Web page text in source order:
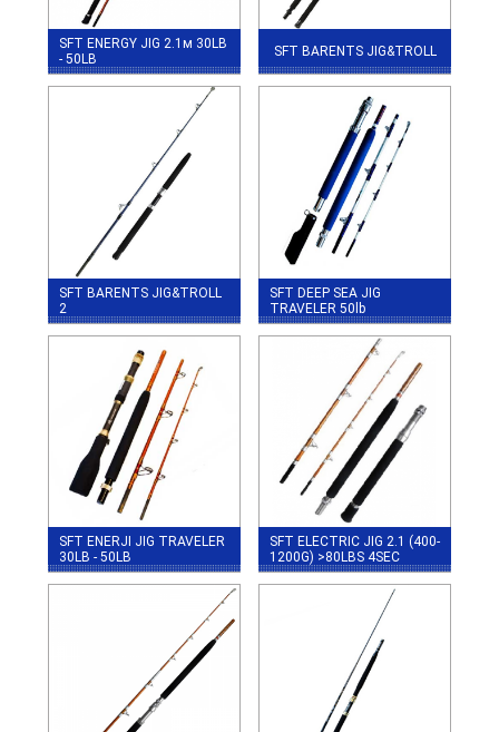
SFT ENERGY JIG 2.1м 30LB
- 50LB
SFT BARENTS JIG&TROLL
SFT BARENTS JIG&TROLL
2
SFT DEEP SEA JIG
TRAVELER 50lb
SFT ENERJI JIG TRAVELER
30LB - 50LB
SFT ELECTRIC JIG 2.1 (400-
1200G) >80LBS 4SEC